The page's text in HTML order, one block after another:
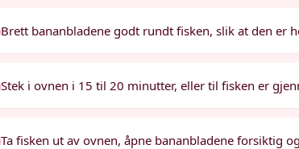
Brett bananbladene godt rundt fisken, slik at den er
Stek i ovnen i 15 til 20 minutter, eller til fisken er
Ta fisken ut av ovnen, åpne bananbladene forsiktig